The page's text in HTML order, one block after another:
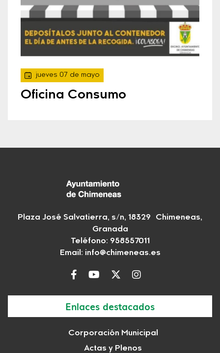
jueves 07 de mayo
Oficina Consumo
Plaza José Salvatierra, s/n, 18329 Chimeneas,
Granada
Teléfono: 958557011
Email: info@chimeneas.es
Enlaces destacados
Corporación Municipal
Actas y Plenos